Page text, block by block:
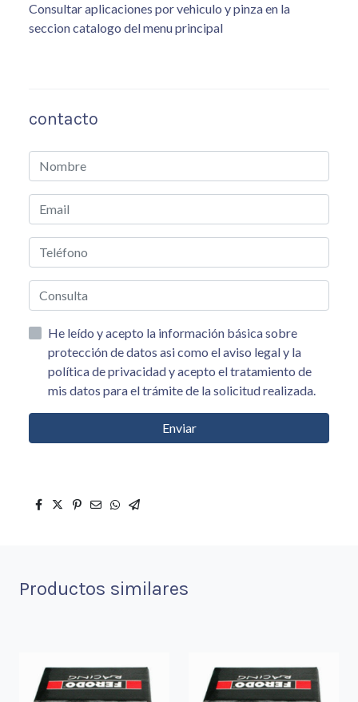
Consultar aplicaciones por vehiculo y pinza en la
seccion catalogo del menu principal
contacto
He leído y acepto la información básica sobre
protección de datos asi como el aviso legal y la
política de privacidad y acepto el tratamiento de
mis datos para el trámite de la solicitud realizada.
Enviar
Productos similares